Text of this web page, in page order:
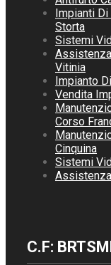
Impianti
Storta
Sistemi
Vitinia
Impianto
Vendita
Corso
Cinquina
Sistemi
C.F: